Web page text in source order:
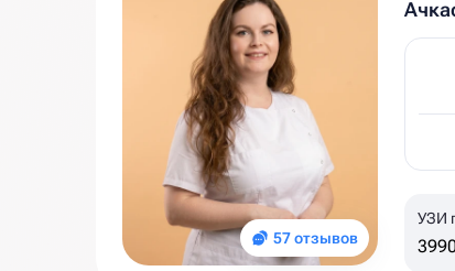
57 отзывов
УЗИ